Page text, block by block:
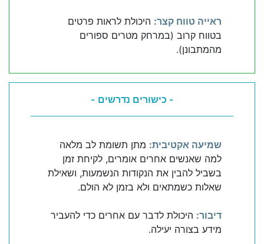
ראייה טווח קצר: היכולת לראות פרטים
בטווח קרוב (במרחק מטרים ספורים
מהמתבונן).
- כישורים נדרשים -
שמיעה אקטיבית: מתן תשומת לב מלאה
למה שאנשים אחרים אומרים, לקיחת זמן
בשביל להבין את הנקודות הנשמעות, ושאילת
שאלות כשמתאים ולא בזמן לא הולם.
דיבור: היכולת לדבר עם אחרים כדי להעביר
מידע בצורה יעילה.